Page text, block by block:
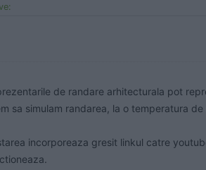
de randare arhitecturala pot
sa simulam randarea, la o temperatura de
incorporeaza gresit linkul catre